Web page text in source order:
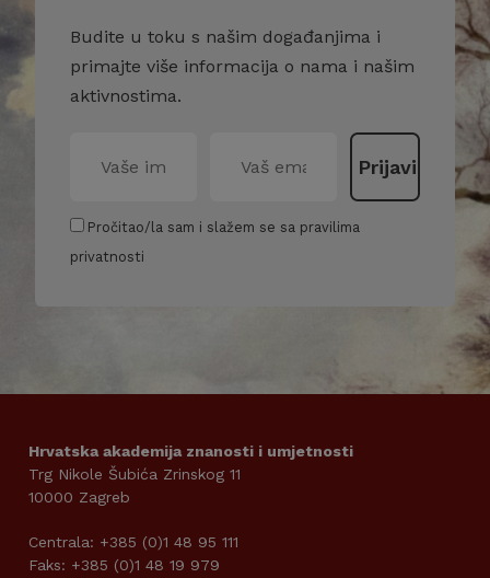
Budite u toku s našim događanjima i
primajte više informacija o nama i našim
aktivnostima.
Pročitao/la sam i slažem se sa pravilima
privatnosti
Hrvatska akademija znanosti i umjetnosti
Trg Nikole Šubića Zrinskog 11
10000 Zagreb
Centrala: +385 (0)1 48 95 111
Faks: +385 (0)1 48 19 979